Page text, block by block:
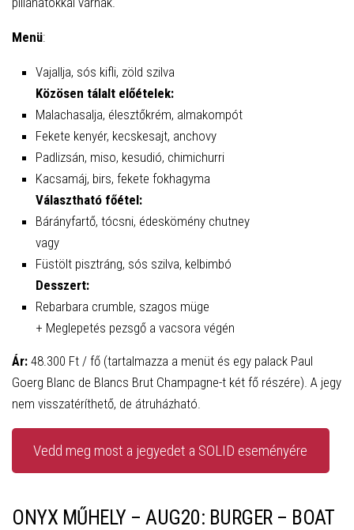
Menü:
Vajallja, sós kifli, zöld szilva
Közösen tálalt előételek:
Malachasalja, élesztőkrém, almakompót
Fekete kenyér, kecskesajt, anchovy
Padlizsán, miso, kesudió, chimichurri
Kacsamáj, birs, fekete fokhagyma
Választható főétel:
Bárányfartő, tócsni, édeskömény chutney
vagy
Füstölt pisztráng, sós szilva, kelbimbó
Desszert:
Rebarbara crumble, szagos müge
+ Meglepetés pezsgő a vacsora végén
Ár: 48.300 Ft / fő (tartalmazza a menüt és egy palack Paul
Goerg Blanc de Blancs Brut Champagne-t két fő részére). A jegy
nem visszatéríthető, de átruházható.
Vedd meg most a jegyedet a SOLID eseményére
ONYX MŰHELY – AUG20: BURGER – BOAT